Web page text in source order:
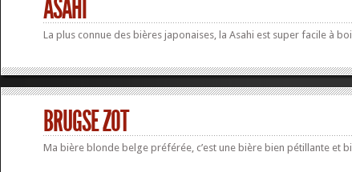
ASAHI
La plus connue des bières japonaises, la Asahi est super facile à
BRUGSE ZOT
Ma bière blonde belge préférée, c’est une bière bien pétillante et